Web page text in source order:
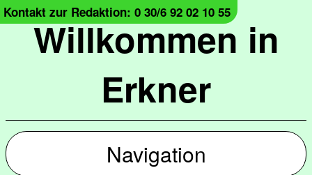
Willkommen in
Erkner
Kontakt zur Redaktion: 0 30/6 92 02 10 55
Navigation